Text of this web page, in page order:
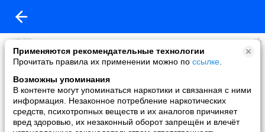
Применяются рекомендательные технологии
Прочитать правила их применении можно по ссылке
Возможны упоминания
В контенте могут упоминаться наркотики и связанная с ними
информация. Незаконное потребление наркотических
средств, психотропных веществ и их аналогов причиняет
вред здоровью, их незаконный оборот запрещён и влечёт
Yulia Narushina
added a photo
17 Jul в 09:40